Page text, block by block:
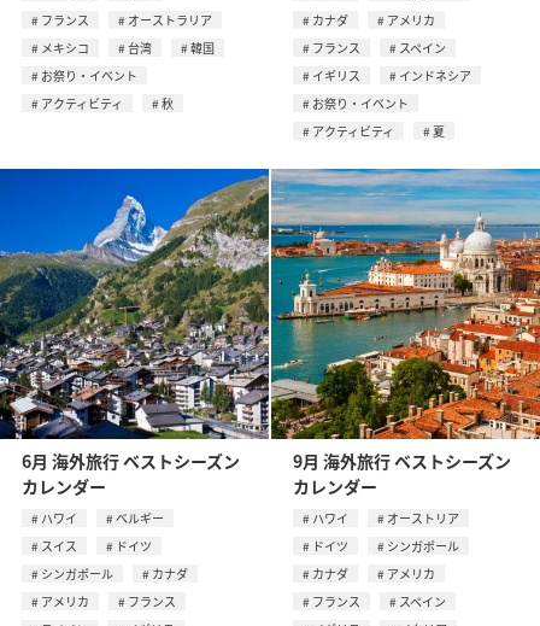
フランス
オーストラリア
メキシコ
台湾
韓国
お祭り・イベント
アクティビティ
秋
カナダ
アメリカ
フランス
スペイン
イギリス
インドネシア
お祭り・イベント
アクティビティ
夏
6月 海外旅行 ベストシーズン
カレンダー
ハワイ
ベルギー
スイス
ドイツ
シンガポール
カナダ
アメリカ
フランス
9月 海外旅行 ベストシーズン
カレンダー
ハワイ
オーストリア
ドイツ
シンガポール
カナダ
アメリカ
フランス
スペイン